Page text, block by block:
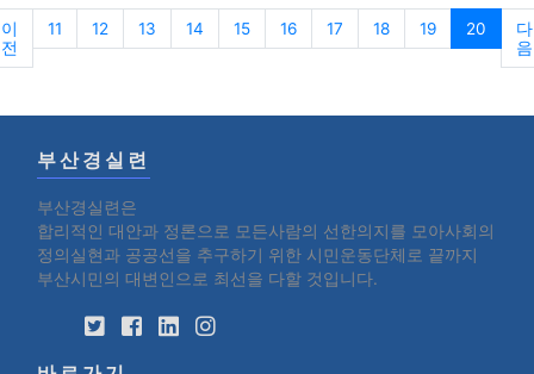
이
전
11 12 13 14 15 16 17 18 19 20
다
음
부산경실련
부산경실련은
합리적인 대안과 정론으로 모든사람의 선한의지를 모아사회의
정의실현과 공공선을 추구하기 위한 시민운동단체로 끝까지
부산시민의 대변인으로 최선을 다할 것입니다.